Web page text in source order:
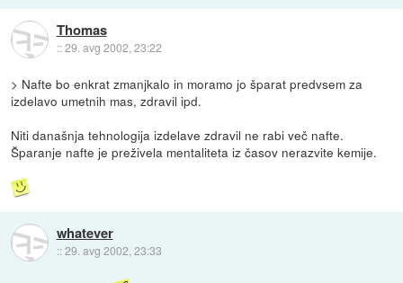
Thomas
::29. avg 2002, 23:22
> Nafte bo enkrat zmanjkalo in moramo jo šparat predvsem za
izdelavo umetnih mas, zdravil ipd.
Niti današnja tehnologija izdelave zdravil ne rabi več nafte.
Šparanje nafte je preživela mentaliteta iz časov nerazvite kemije.
whatever
::29. avg 2002, 23:33